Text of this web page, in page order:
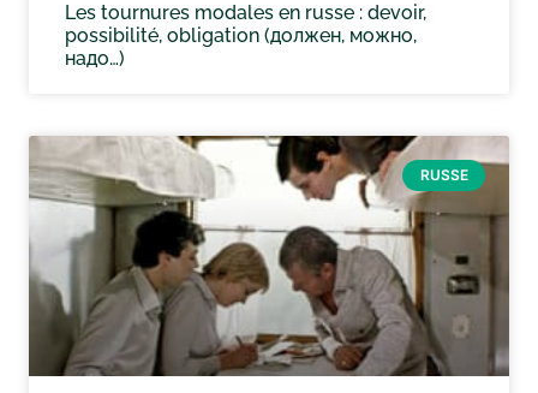
Les tournures modales en russe : devoir,
possibilité, obligation (должен, можно,
надо…)
RUSSE